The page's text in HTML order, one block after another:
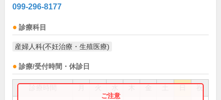
099-296-8177
診療科目
産婦人科(不妊治療・生殖医療)
診療/受付時間・休診日
祝